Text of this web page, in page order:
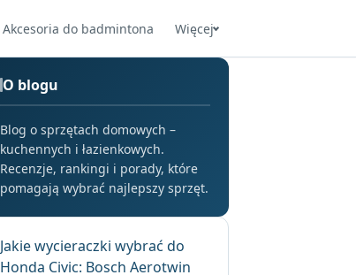
Akcesoria do badmintona Więcej
O blogu
Blog o sprzętach domowych –
kuchennych i łazienkowych.
Recenzje, rankingi i porady, które
pomagają wybrać najlepszy sprzęt.
Jakie wycieraczki wybrać do
Honda Civic: Bosch Aerotwin